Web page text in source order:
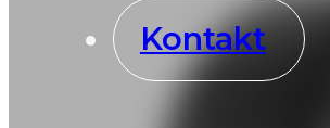
Kontakt